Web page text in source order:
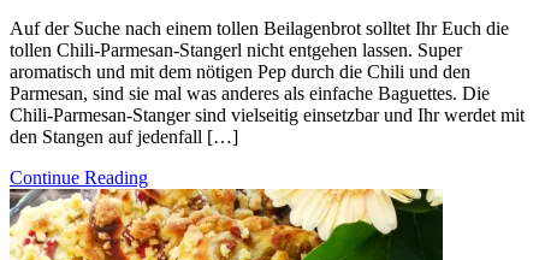
Auf der Suche nach einem tollen Beilagenbrot solltet Ihr Euch die
tollen Chili-Parmesan-Stangerl nicht entgehen lassen. Super
aromatisch und mit dem nötigen Pep durch die Chili und den
Parmesan, sind sie mal was anderes als einfache Baguettes. Die
Chili-Parmesan-Stanger sind vielseitig einsetzbar und Ihr werdet mit
den Stangen auf jedenfall […]
Continue Reading